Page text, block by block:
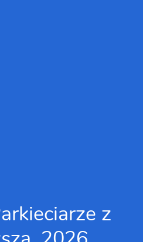
z